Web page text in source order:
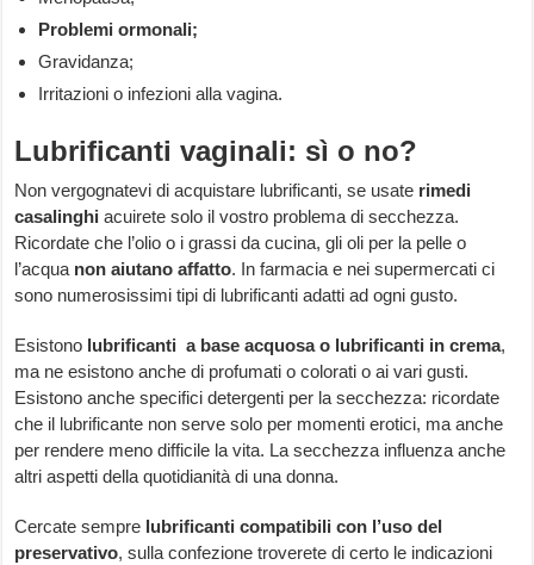
Problemi ormonali;
Gravidanza;
Irritazioni o infezioni alla vagina.
Lubrificanti vaginali: sì o no?
Non vergognatevi di acquistare lubrificanti, se usate rimedi
casalinghi acuirete solo il vostro problema di secchezza.
Ricordate che l’olio o i grassi da cucina, gli oli per la pelle o
l’acqua non aiutano affatto. In farmacia e nei supermercati ci
sono numerosissimi tipi di lubrificanti adatti ad ogni gusto.
Esistono lubrificanti a base acquosa o lubrificanti in crema,
ma ne esistono anche di profumati o colorati o ai vari gusti.
Esistono anche specifici detergenti per la secchezza: ricordate
che il lubrificante non serve solo per momenti erotici, ma anche
per rendere meno difficile la vita. La secchezza influenza anche
altri aspetti della quotidianità di una donna.
Cercate sempre lubrificanti compatibili con l’uso del
preservativo, sulla confezione troverete di certo le indicazioni